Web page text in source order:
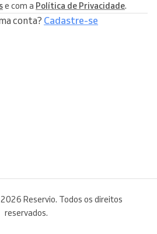
e com a Política de Privacidade.
conta? Cadastre-se
Reservio. Todos os direitos
reservados.